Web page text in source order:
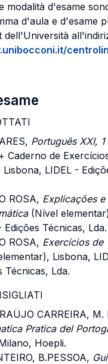
modalità d'esame
d'aula e d'esame
dell'Università
Português XXI, 1
Caderno de
Lisbona, LIDEL -
ROSA, Explicações
(Nível
Edições Técnicas, Lda.
ROSA, Exercícios de
Lisbona,
Técnicas, Lda.
CARREIRA, M.
Pratica del
Hoepli.
B.PESSOA,